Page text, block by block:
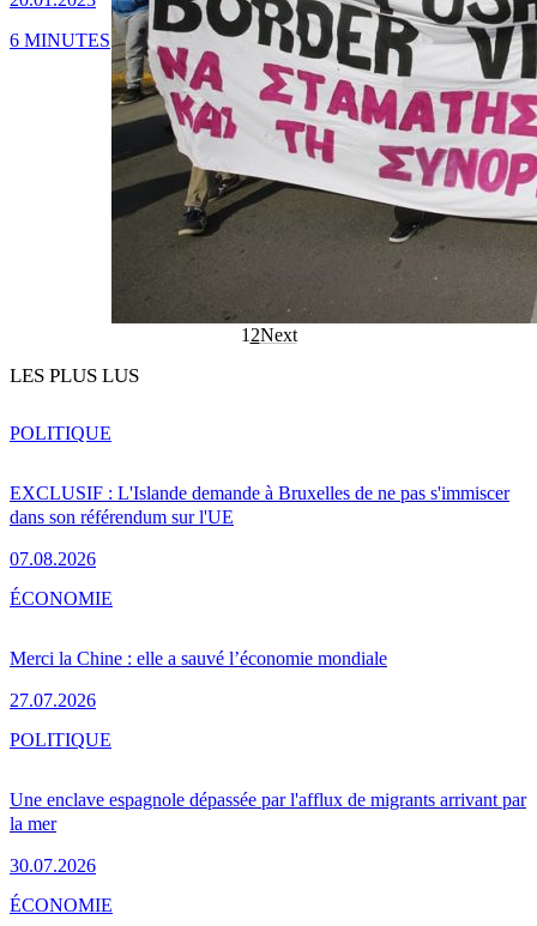
6 MINUTES
1 2Next
LES PLUS LUS
EXCLUSIF : L'Islande demande à Bruxelles de ne pas s'immiscer
dans son référendum sur l'UE
07.08.2026
POLITIQUE
Merci la Chine : elle a sauvé l’économie mondiale
27.07.2026
ÉCONOMIE
Une enclave espagnole dépassée par l'afflux de migrants arrivant par
la mer
30.07.2026
POLITIQUE
ÉCONOMIE